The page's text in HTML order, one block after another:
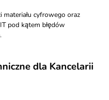
materiału cyfrowego oraz
pod kątem błędów
dla Kancelarii